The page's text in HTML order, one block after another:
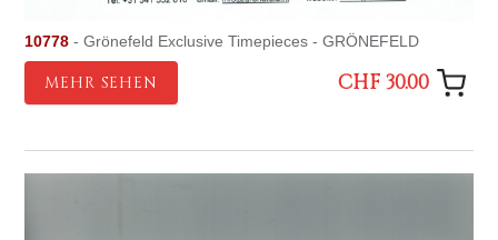
10778 - Grönefeld Exclusive Timepieces - GRÖNEFELD
MEHR SEHEN CHF 30.00